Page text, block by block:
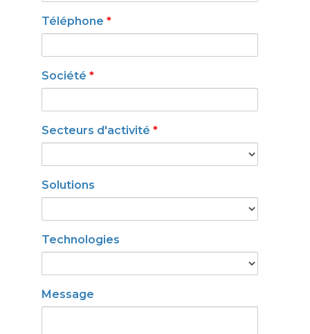
Téléphone *
Société *
Secteurs d'activité *
Solutions
Technologies
Message